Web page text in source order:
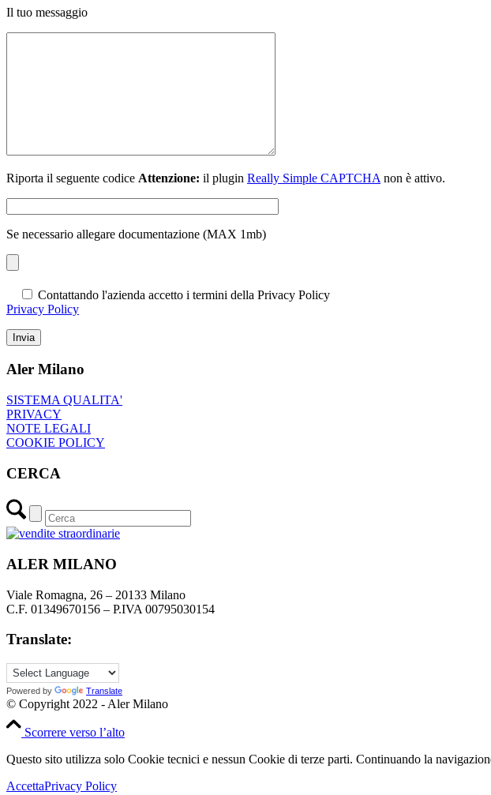
Il tuo messaggio
Riporta il seguente codice Attenzione: il plugin Really Simple CAPTCHAnon è attivo.
Se necessario allegare documentazione (MAX 1mb)
Contattando l'azienda accetto i termini della Privacy Policy
Privacy Policy
Aler Milano
SISTEMA QUALITA'
PRIVACY
NOTE LEGALI
COOKIE POLICY
CERCA
ALER MILANO
Viale Romagna, 26 – 20133 Milano
C.F. 01349670156 – P.IVA 00795030154
Translate:
Powered by Translate
© Copyright 2022 - Aler Milano
Scorrere verso l’alto
Questo sito utilizza solo Cookie tecnici e nessun Cookie di terze parti. Continuando la
AccettaPrivacy Policy